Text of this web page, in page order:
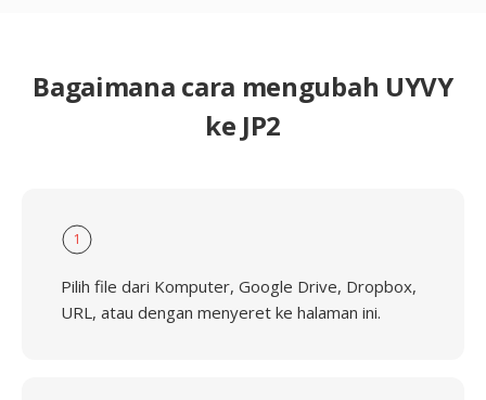
Bagaimana cara mengubah UYVY
ke JP2
1
Pilih file dari Komputer, Google Drive, Dropbox,
URL, atau dengan menyeret ke halaman ini.